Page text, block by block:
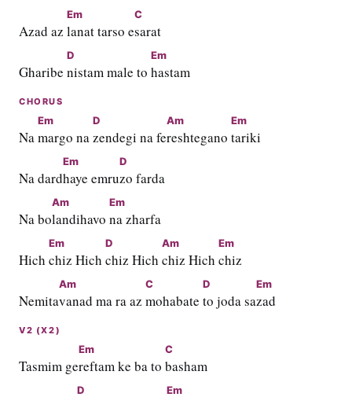
Azad az
Em
lanat tarso e
C
sarat
Gharibe
D
nistam male to
Em
hastam
CHORUS
Na
Em
margo na
D
zendegi na fe
Am
reshtegano
Em
tariki
Na dard
Em
haye emru
D
zo farda
Na bo
Am
landihavo
Em
na zharfa
Hich
Em
chiz Hich
D
chiz Hich
Am
chiz Hich
Em
chiz
Nemita
Am
vanad ma ra az
C
mohabate
D
to joda sa
Em
zad
V2 (X2)
Tasmim ge
Em
reftam ke ba to
C
basham
D Em